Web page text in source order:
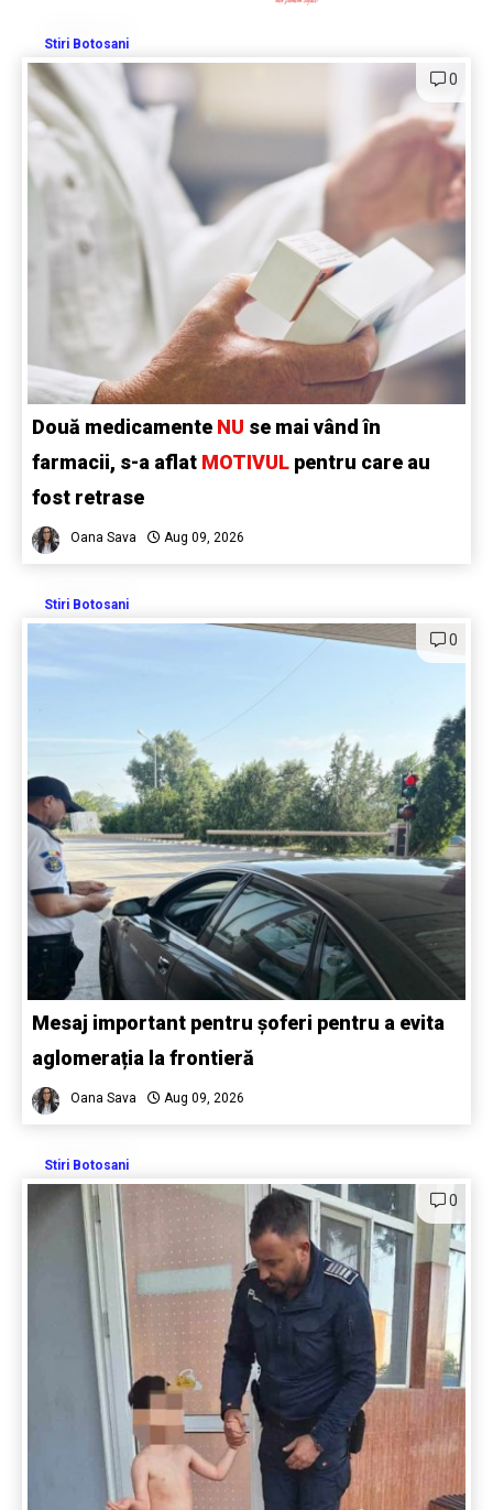
Stiri Botosani
0
Două medicamente NU se mai vând în
farmacii, s-a aflat MOTIVUL pentru care au
fost retrase
Oana Sava Aug 09, 2026
Stiri Botosani
0
Mesaj important pentru șoferi pentru a evita
aglomerația la frontieră
Oana Sava Aug 09, 2026
Stiri Botosani
0